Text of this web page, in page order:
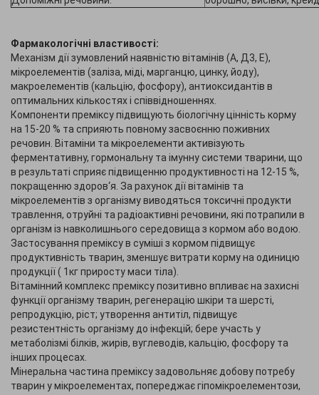
Фармакологiчнi властивостi:
Механізм дії зумовлений наявністю вітамінів (А, Д3, Е),
мікроелементів (заліза, міді, марганцю, цинку, йоду),
макроелементів (кальцію, фосфору), антиоксидантів в
оптимальних кількостях і співвідношеннях.
Компоненти преміксу підвищують біологічну цінність корму
на 15-20 % та сприяють повному засвоєнню поживних
речовин. Вітаміни та мікроелементи активізують
ферментативну, гормональну та імунну системи тварини, що
в результаті сприяє підвищенню продуктивності на 12-15 %,
покращенню здоров‘я. За рахунок дії вітамінів та
мікроелементів з організму виводяться токсичні продукти
травлення, отруйні та радіоактивні речовини, які потрапили в
організм із навколишнього середовища з кормом або водою.
Застосування преміксу в суміші з кормом підвищує
продуктивність тварин, зменшує витрати корму на одиницю
продукції ( 1кг приросту маси тіла).
Вітамінний комплекс преміксу позитивно впливає на захисні
функції організму тварин, регенерацію шкіри та шерсті,
репродукцію, ріст; утворення антитіл, підвищує
резистентність організму до інфекцій; бере участь у
метаболізмі білків, жирів, вуглеводів, кальцію, фосфору та
інших процесах.
Мінеральна частина преміксу задовольняє добову потребу
тварин у мікроелементах, попереджає гіпомікроелементози,